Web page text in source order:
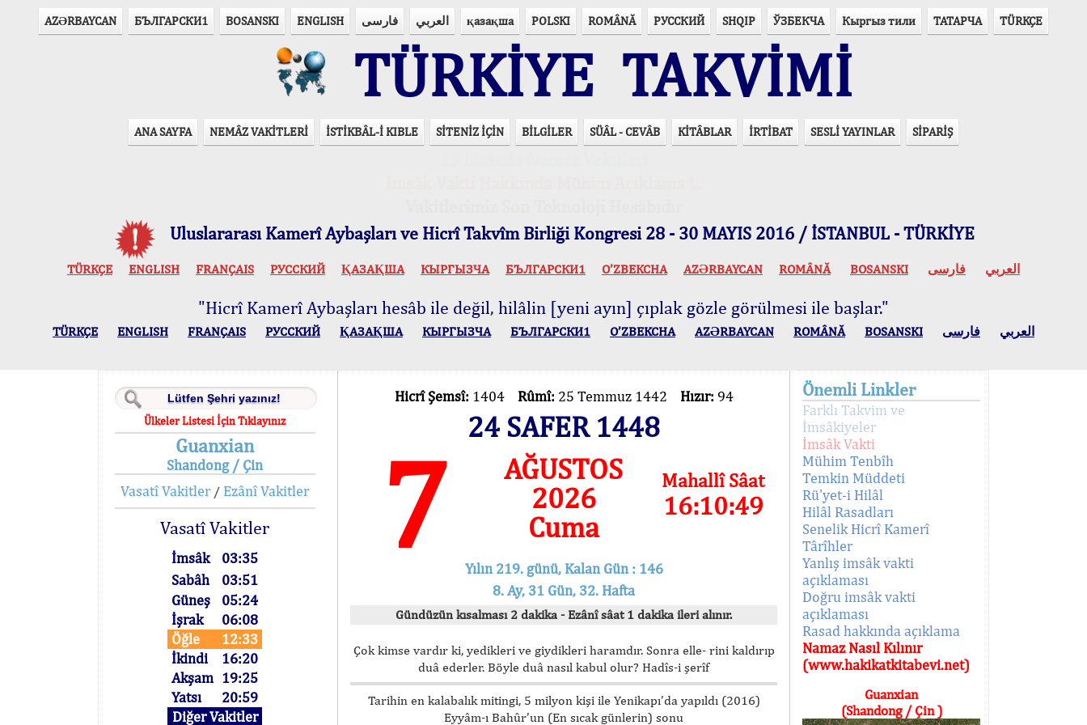
AZӘRBAYCAN БЪЛГАРСКИ1 BOSANSKI ENGLISH فارسی العربي қазақша POLSKI ROMÂNĂ РУССКИЙ SHQIP ЎЗБЕКЧА Кыргыз тили ТАТАРЧА TÜRKÇE
TÜRKİYE TAKVİMİ
ANA SAYFA NEMÂZ VAKİTLERİ İSTİKBÂL-İ KIBLE SİTENİZ İÇİN BİLGİLER SÜÂL - CEVÂB KİTÂBLAR İRTİBAT SESLİ YAYINLAR SİPARİŞ
Uluslararası Kamerî Aybaşları ve Hicrî Takvîm Birliği Kongresi 28 - 30 MAYIS 2016 / İSTANBUL - TÜRKİYE
TÜRKÇE ENGLISH FRANÇAIS РУССКИЙ ҚАЗАҚША КЫPГЫЗЧA БЪЛГАРСКИ1 O’ZBEKCHA AZӘRBAYCAN ROMÂNĂ BOSANSKI العربي فارسی
"Hicrî Kamerî Aybaşları hesâb ile değil, hilâlin [yeni ayın] çıplak gözle görülmesi ile başlar."
TÜRKÇE ENGLISH FRANÇAIS РУССКИЙ ҚАЗАҚША КЫPГЫЗЧA БЪЛГАРСКИ1 O’ZBEKCHA AZӘRBAYCAN ROMÂNĂ BOSANSKI العربي فارسی
Ülkeler Listesi İçin Tıklayınız
Guanxian
Shandong / Çin
Vasatî Vakitler/ Ezânî Vakitler
Vasatî Vakitler
İmsâk
03:35
Sabâh
03:51
Güneş
05:24
İşrak
06:08
Öğle
12:33
İkindi
16:20
Akşam 19:25
Yatsı
20:59
Diğer Vakitler
Hicrî Şemsî: 1404 Rûmî: 25 Temmuz 1442 Hızır: 94
24 SAFER 1448
7
AĞUSTOS
2026
Cuma
Mahallî Sâat
16:10:49
Yılın 219. günü, Kalan Gün : 146
8. Ay, 31 Gün, 32. Hafta
Gündüzün kısalması 2 dakika - Ezânî sâat 1 dakika ileri alınır.
Çok kimse vardır ki, yedikleri ve giydikleri haramdır. Sonra elle- rini kaldırıp
duâ ederler. Böyle duâ nasıl kabul olur? Hadîs-i şerîf
Tarihin en kalabalık mitingi, 5 milyon kişi ile Yenikapı’da yapıldı (2016)
Eyyâm-ı Bahûr’un (En sıcak günlerin) sonu
Önemli Linkler
Farklı Takvim ve
İmsâkiyeler
İmsâk Vakti
Mühim Tenbîh
Temkin Müddeti
Rü'yet-i Hilâl
Hilâl Rasadları
Senelik Hicrî Kamerî
Târîhler
Yanlış imsâk vakti
açıklaması
Doğru imsâk vakti
açıklaması
Rasad hakkında açıklama
Namaz Nasıl Kılınır
(www.hakikatkitabevi.net)
Guanxian
(Shandong / Çin )